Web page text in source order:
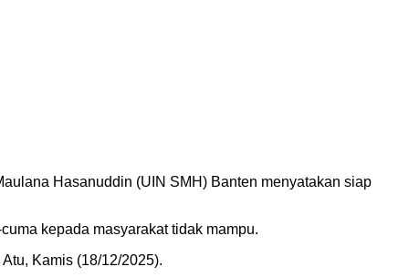
Hasanuddin (UIN SMH) Banten menyatakan siap
kepada masyarakat tidak mampu.
Kamis (18/12/2025).